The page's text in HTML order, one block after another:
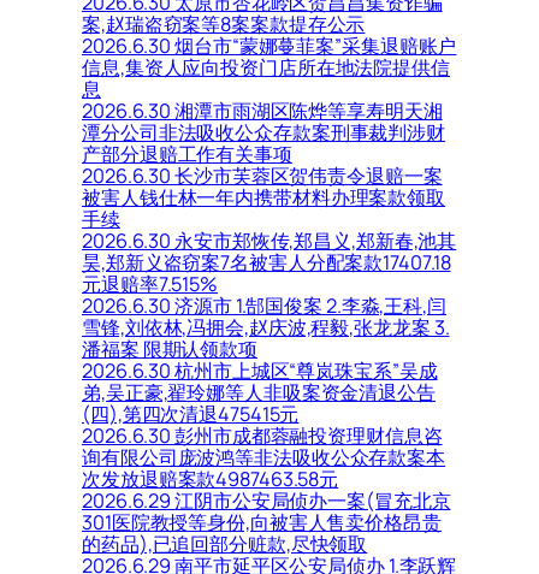
案,赵瑞盗窃案等8案案款提存公示
2026.6.30 烟台市“蒙娜蔓菲案”采集退赔账户
信息,集资人应向投资门店所在地法院提供信
息
2026.6.30 湘潭市雨湖区陈烨等享寿明天湘
潭分公司非法吸收公众存款案刑事裁判涉财
产部分退赔工作有关事项
2026.6.30 长沙市芙蓉区贺伟责令退赔一案
被害人钱仕林一年内携带材料办理案款领取
手续
2026.6.30 永安市郑恢传,郑昌义,郑新春,池其
昊,郑新义盗窃案7名被害人分配案款17407.18
元退赔率7.515%
2026.6.30 济源市 1.郜国俊案 2.李淼,王科,闫
雪锋,刘依林,冯拥会,赵庆波,程毅,张龙龙案 3.
潘福案 限期认领款项
2026.6.30 杭州市上城区“尊岚珠宝系”吴成
弟,吴正豪,翟玲娜等人非吸案资金清退公告
(四),第四次清退475415元
2026.6.30 彭州市成都蓉融投资理财信息咨
询有限公司庞波鸿等非法吸收公众存款案本
次发放退赔案款4987463.58元
2026.6.29 江阴市公安局侦办一案(冒充北京
301医院教授等身份,向被害人售卖价格昂贵
的药品),已追回部分赃款,尽快领取
2026.6.29 南平市延平区公安局侦办 1.李跃辉